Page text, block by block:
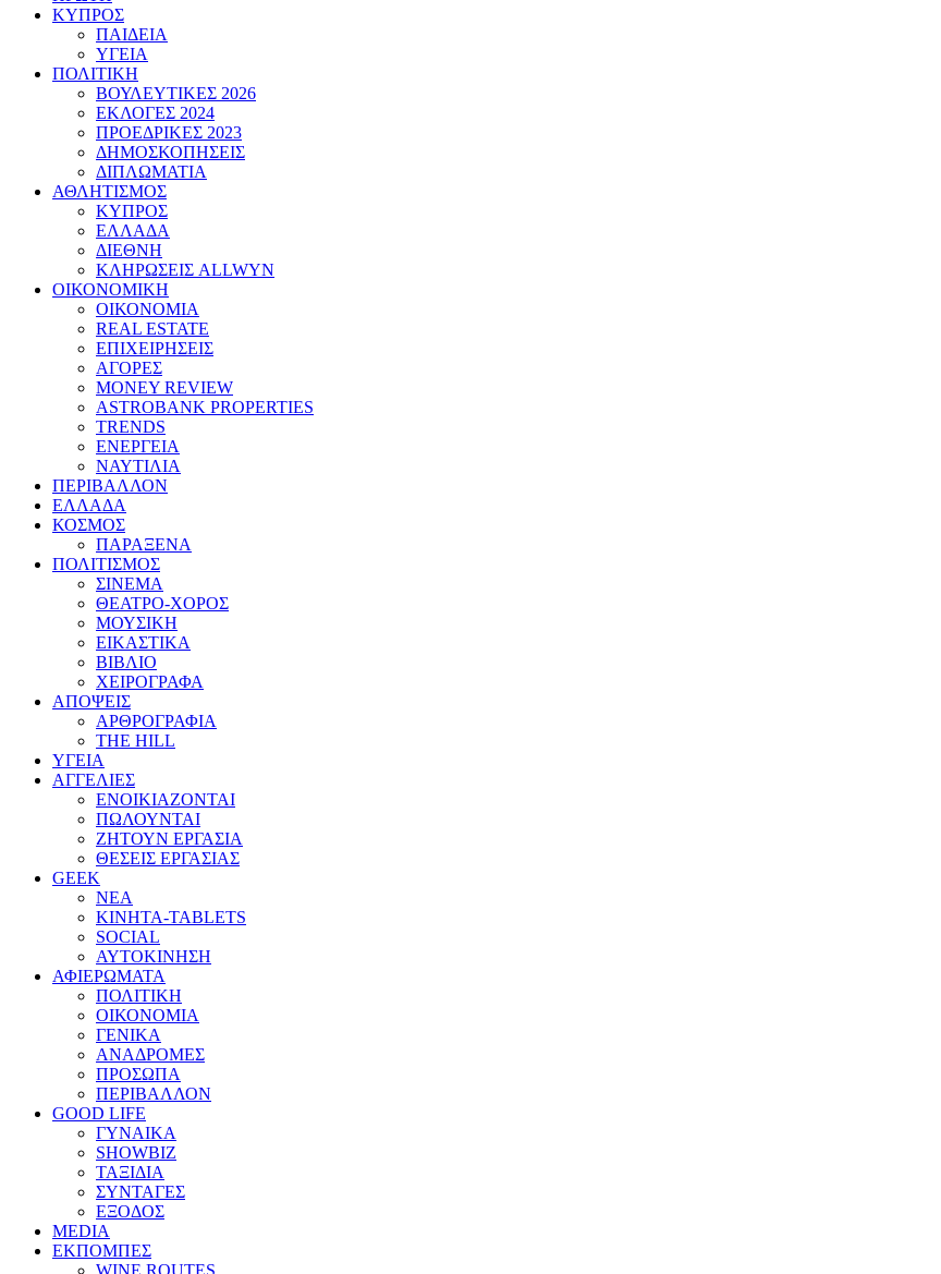
ΚΥΠΡΟΣ
ΠΑΙΔΕΙΑ
ΥΓΕΙΑ
ΠΟΛΙΤΙΚΗ
ΒΟΥΛΕΥΤΙΚΕΣ 2026
ΕΚΛΟΓΕΣ 2024
ΠΡΟΕΔΡΙΚΕΣ 2023
ΔΗΜΟΣΚΟΠΗΣΕΙΣ
ΔΙΠΛΩΜΑΤΙΑ
ΑΘΛΗΤΙΣΜΟΣ
ΚΥΠΡΟΣ
ΕΛΛΑΔΑ
ΔΙΕΘΝΗ
ΚΛΗΡΩΣΕΙΣ ALLWYN
ΟΙΚΟΝΟΜΙΚΗ
ΟΙΚΟΝΟΜΙΑ
REAL ESTATE
ΕΠΙΧΕΙΡΗΣΕΙΣ
ΑΓΟΡΕΣ
MONEY REVIEW
ASTROBANK PROPERTIES
TRENDS
ΕΝΕΡΓΕΙΑ
ΝΑΥΤΙΛΙΑ
ΠΕΡΙΒΑΛΛΟΝ
ΕΛΛΑΔΑ
ΚΟΣΜΟΣ
ΠΑΡΑΞΕΝΑ
ΠΟΛΙΤΙΣΜΟΣ
ΣΙΝΕΜΑ
ΘΕΑΤΡΟ-ΧΟΡΟΣ
ΜΟΥΣΙΚΗ
ΕΙΚΑΣΤΙΚΑ
ΒΙΒΛΙΟ
ΧΕΙΡΟΓΡΑΦΑ
ΑΠΟΨΕΙΣ
ΑΡΘΡΟΓΡΑΦΙΑ
THE HILL
ΥΓΕΙΑ
ΑΓΓΕΛΙΕΣ
ΕΝΟΙΚΙΑΖΟΝΤΑΙ
ΠΩΛΟΥΝΤΑΙ
ΖΗΤΟΥΝ ΕΡΓΑΣΙΑ
ΘΕΣΕΙΣ ΕΡΓΑΣΙΑΣ
GEEK
ΝΕΑ
ΚΙΝΗΤΑ-TABLETS
SOCIAL
ΑΥΤΟΚΙΝΗΣΗ
ΑΦΙΕΡΩΜΑΤΑ
ΠΟΛΙΤΙΚΗ
ΟΙΚΟΝΟΜΙΑ
ΓΕΝΙΚΑ
ΑΝΑΔΡΟΜΕΣ
ΠΡΟΣΩΠΑ
ΠΕΡΙΒΑΛΛΟΝ
GOOD LIFE
ΓΥΝΑΙΚΑ
SHOWBIZ
ΤΑΞΙΔΙΑ
ΣΥΝΤΑΓΕΣ
ΕΞΟΔΟΣ
MEDIA
ΕΚΠΟΜΠΕΣ
WINE ROUTES